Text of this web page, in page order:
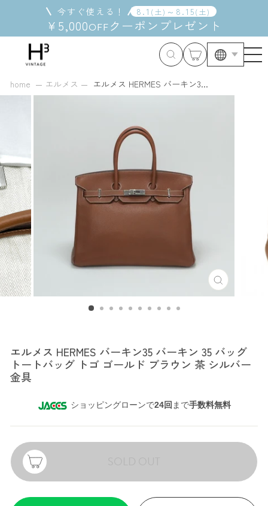
キ
今すぐ使える！ 8 . 1 ( 土) ～ 8 . 15( 土)
¥5,000OFFクーポン プレゼント
home エルメス エルメス HERMES バーキン3...
エルメス HERMES バーキン35 バーキン 35 バッグ
トートバッグ トゴ ゴールド ブラウン 茶 シルバー
金具
ショッピングローンで24回 まで手数料無料